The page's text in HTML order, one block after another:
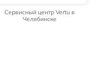
Сервисный центр Vertu в
Челябинске